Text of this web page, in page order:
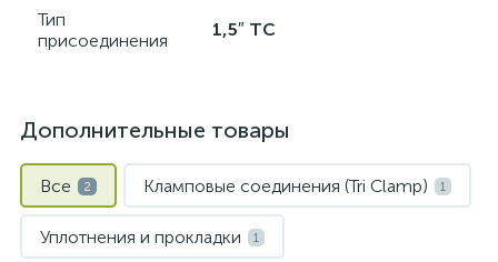
Тип
присоединения
1,5″ TC
Дополнительные товары
Все 2 Кламповые соединения (Tri Clamp) 1
Уплотнения и прокладки 1